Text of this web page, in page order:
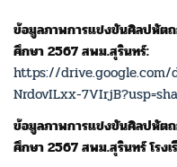
ข้อมูลภาพการแข่งขันศิลปหัตถ
ศึกษา 2567 สพม.สุรินทร์:
https://drive.google.com/
NrdovILxx-
ข้อมูลภาพการแข่งขันศิลปหัตถ
ศึกษา 2567 สพม.สุรินทร์ โรงเ